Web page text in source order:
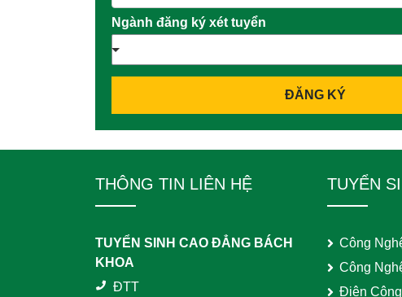
Ngành đăng ký xét tuyển
ĐĂNG KÝ
THÔNG TIN LIÊN HỆ
TUYỂN SINH CAO ĐẲNG BÁCH
KHOA
ĐTT
TUYỂN
Công
Công
Điện